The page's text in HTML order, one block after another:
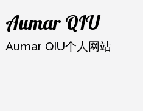
至
内
Aumar QIU
Aumar QIU个人网站